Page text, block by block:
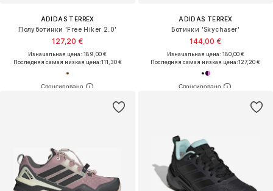
ADIDAS TERREX
Полуботинки 'Free Hiker 2.0'
127,20 €
Изначальная цена: 189,00 €
Последняя самая низкая цена:111,30 €
ADIDAS TERREX
Ботинки 'Skychaser'
144,00 €
Изначальная цена: 180,00 €
Последняя самая низкая цена:127,20 €